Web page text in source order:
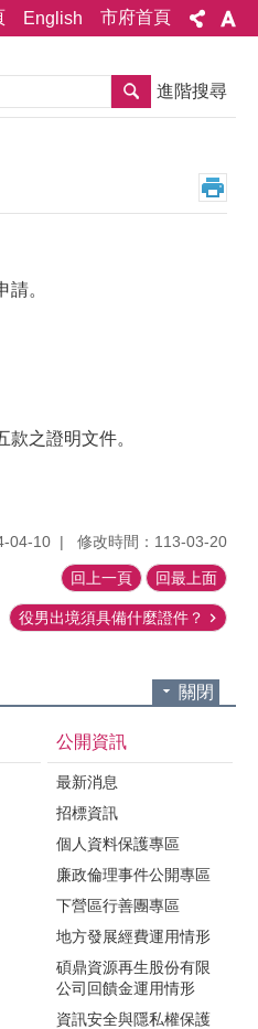
English 市府首頁
搜尋 進階搜尋
。
之證明文件。
04-10 修改時間：113-03-20
回上一頁 回最上面
役男出境須具備什麼證件？
關閉
公開資訊
最新消息
招標資訊
個人資料保護專區
廉政倫理事件公開專區
下營區行善團專區
地方發展經費運用情形
碩鼎資源再生股份有限
公司回饋金運用情形
資訊安全與隱私權保護